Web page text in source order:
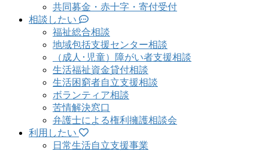
共同募金・赤十字・寄付受付
相談したい
福祉総合相談
地域包括支援センター相談
（成人･児童）障がい者支援相談
生活福祉資金貸付相談
生活困窮者自立支援相談
ボランティア相談
苦情解決窓口
弁護士による権利擁護相談会
利用したい
日常生活自立支援事業